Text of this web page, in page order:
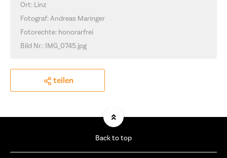
Ort: Linz
Fotograf: Andreas Maringer
Fotorechte: honorarfrei
Bild Nr.: IMG_0745.jpg
teilen
Back to top